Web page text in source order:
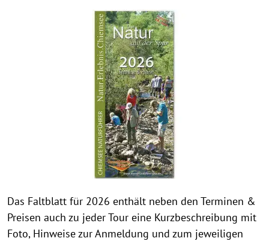
Das Faltblatt für 2026 enthält neben den Terminen &
Preisen auch zu jeder Tour eine Kurzbeschreibung mit
Foto, Hinweise zur Anmeldung und zum jeweiligen